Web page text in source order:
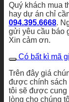
Quý khách mua
hay dự án chỉ
094.395.6668.
gửi yêu cầu báo
Xin cảm ơn.
Có bất kì mã
Trên đây giá
được chính sách
tôi sẽ được cung
lòng cho chúng